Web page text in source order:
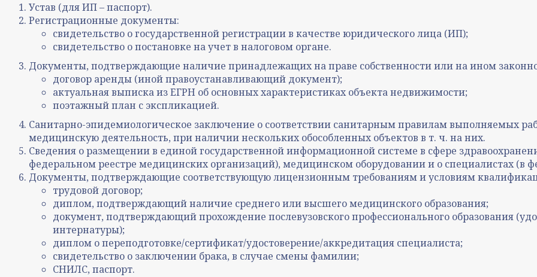
Устав (для ИП – паспорт).
Регистрационные документы:
свидетельство о государственной регистрации в качестве юридического лица (ИП);
свидетельство о постановке на учет в налоговом органе.
Документы, подтверждающие наличие принадлежащих на праве собственности или на ином
договор аренды (иной правоустанавливающий документ);
актуальная выписка из ЕГРН об основных характеристиках объекта недвижимости;
поэтажный план с экспликацией.
Санитарно-эпидемиологическое заключение о соответствии санитарным правилам выполняемых
медицинскую деятельность, при наличии нескольких обособленных объектов в т. ч. на них.
Сведения о размещении в единой государственной информационной системе в сфере
федеральном реестре медицинских организаций), медицинском оборудовании и о специалистах (в
Документы, подтверждающие соответствующую лицензионным требованиям и условиям
трудовой договор;
диплом, подтверждающий наличие среднего или высшего медицинского образования;
документ, подтверждающий прохождение послевузовского профессионального образования
интернатуры);
диплом о переподготовке/сертификат/удостоверение/аккредитация специалиста;
свидетельство о заключении брака, в случае смены фамилии;
СНИЛС, паспорт.